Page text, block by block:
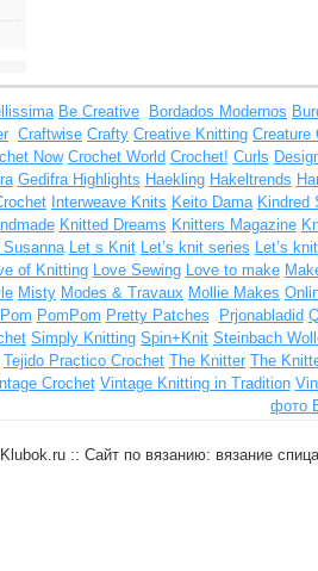
Be Creative Bordados Modernos
Craftwise Crafty Creative Knitting Creature
Now Crochet World Crochet! Curls
Gedifra Highlights Haekling Hakeltrends
Interweave Knits Keito Dama Kindred
Knitted Dreams Knitters Magazine
Susanna Let s Knit Let’s knit series Let’s
of Knitting Love Sewing Love to make
Misty Modes & Travaux Mollie Makes
PomPom Pretty Patches Prjonabladid
Simply Knitting Spin+Knit Steinbach
Tejido Practico Crochet The Knitter The
Crochet Vintage Knitting in Tradition
:: Сайт по вязанию: вязание